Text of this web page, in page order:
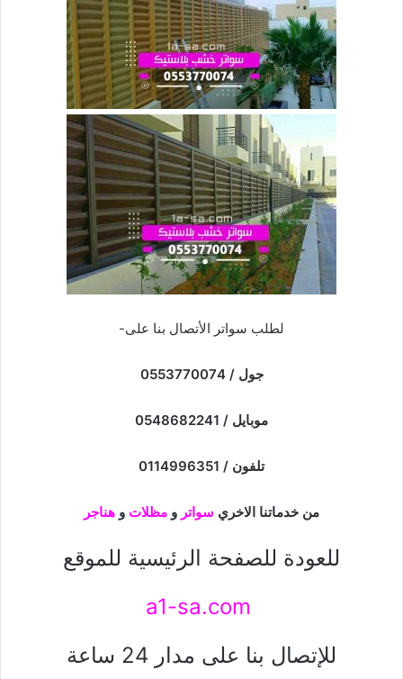
لطلب سواتر الأتصال بنا على-
جول / 0553770074
موبايل / 0548682241
تلفون / 0114996351
من خدماتنا الاخري سواتر و مظلات و هناجر
للعودة للصفحة الرئيسية للموقع
للإتصال بنا على مدار 24 ساعة